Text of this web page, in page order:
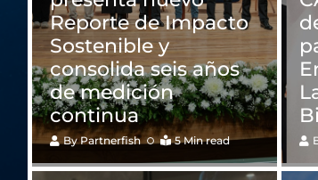
Reporte de Impacto
Sostenible y
consolida seis años
de medición
continua
ByPartnerfish 5 Min read